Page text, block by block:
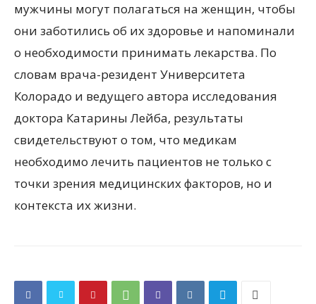
мужчины могут полагаться на женщин, чтобы
они заботились об их здоровье и напоминали
о необходимости принимать лекарства. По
словам врача-резидент Университета
Колорадо и ведущего автора исследования
доктора Катарины Лейба, результаты
свидетельствуют о том, что медикам
необходимо лечить пациентов не только с
точки зрения медицинских факторов, но и
контекста их жизни.